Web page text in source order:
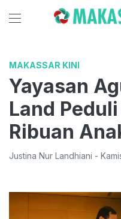
MAKASSAR KINI
Yayasan
Land
Ribuan
Justina Nur Landhiani -